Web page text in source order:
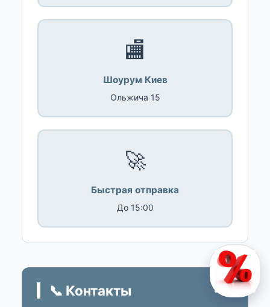
🏬
Шоурум Киев
Ольжича 15
🚀
Быстрая отправка
До 15:00
📞 Контакты